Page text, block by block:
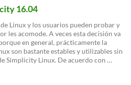
16.04
Linux y los usuarios pueden probar y
les acomode. A veces esta decisión va
en general, prácticamente la
son bastante estables y utilizables sin
Simplicity Linux. De acuerdo con …